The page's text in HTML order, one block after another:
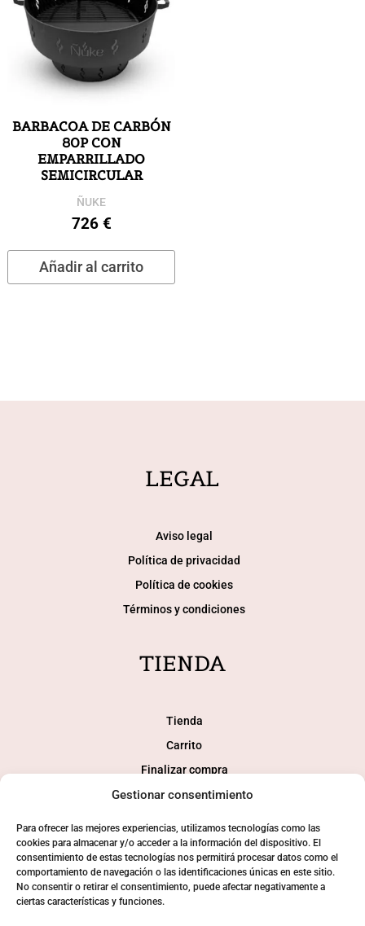
Gestionar consentimiento
Para ofrecer las mejores experiencias, utilizamos tecnologías como las
cookies para almacenar y/o acceder a la información del dispositivo. El
consentimiento de estas tecnologías nos permitirá procesar datos como el
comportamiento de navegación o las identificaciones únicas en este sitio.
No consentir o retirar el consentimiento, puede afectar negativamente a
ciertas características y funciones.
BARBACOA DE CARBÓN
80P CON
EMPARRILLADO
SEMICIRCULAR
ÑUKE
726 €
Añadir al carrito
LEGAL
Aviso legal
Política de privacidad
Política de cookies
Términos y condiciones
TIENDA
Tienda
Carrito
Finalizar compra
Mi cuenta
SOCIAL